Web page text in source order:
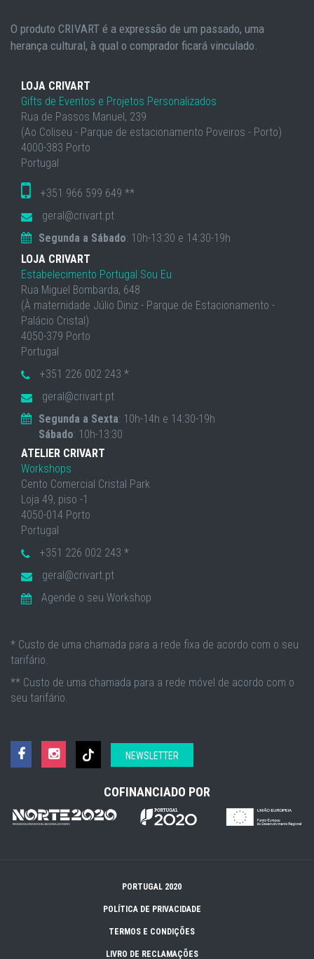
O produto CRIVART é a expressão de um passado, uma
herança cultural, à qual o comprador ficará vinculado.
LOJA CRIVART
Gifts de Eventos e Projetos Personalizados
Rua de Passos Manuel, 239
(Ao Coliseu - Parque de estacionamento Poveiros - Porto)
4000-383 Porto
Portugal
+351 966 599 649 **
geral@crivart.pt
Segunda a Sábado: 10h-13:30 e 14:30-19h
LOJA CRIVART
Estabelecimento Portugal Sou Eu
Rua Miguel Bombarda, 648
(À maternidade Júlio Diniz - Parque de Estacionamento -
Palácio Cristal)
4050-379 Porto
Portugal
+351 226 002 243 *
geral@crivart.pt
Segunda a Sexta: 10h-14h e 14:30-19h
Sábado: 10h-13:30
ATELIER CRIVART
Workshops
Cento Comercial Cristal Park
Loja 49, piso -1
4050-014 Porto
Portugal
+351 226 002 243 *
geral@crivart.pt
Agende o seu Workshop
* Custo de uma chamada para a rede fixa de acordo com o seu
tarifário.
** Custo de uma chamada para a rede móvel de acordo com o
seu tarifário.
NEWSLETTER
COFINANCIADO POR
PORTUGAL 2020
POLÍTICA DE PRIVACIDADE
TERMOS E CONDIÇÕES
LIVRO DE RECLAMAÇÕES